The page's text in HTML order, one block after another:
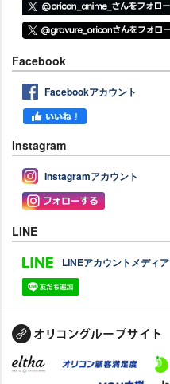
Facebook
Facebookアカウント
Instagram
Instagramアカウント
LINE
LINEアカウントメディア